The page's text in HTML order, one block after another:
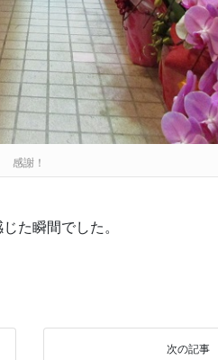
感謝！
た瞬間でした。
次の記事